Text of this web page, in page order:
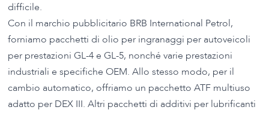
difficile.
Con il marchio pubblicitario BRB International Petrol,
forniamo pacchetti di olio per ingranaggi per autoveicoli
per prestazioni GL-4 e GL-5, nonché varie prestazioni
industriali e specifiche OEM. Allo stesso modo, per il
cambio automatico, offriamo un pacchetto ATF multiuso
adatto per DEX III. Altri pacchetti di additivi per lubrificanti